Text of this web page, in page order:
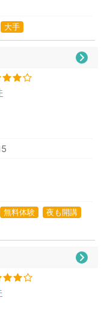
大手
無料体験
夜も開講